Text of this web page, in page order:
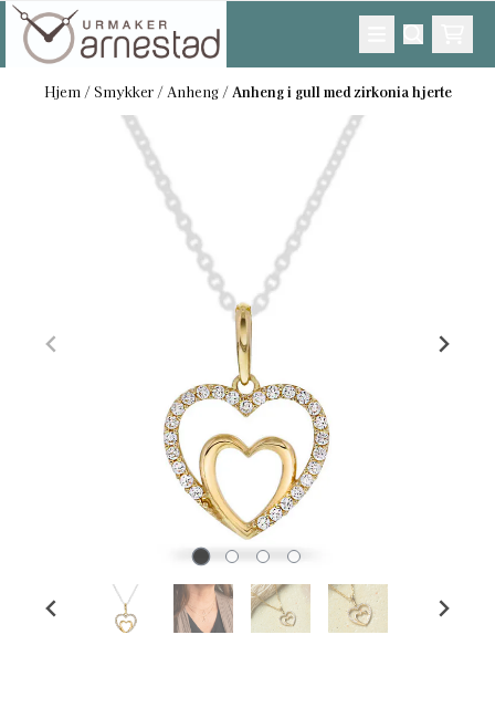
Hopp til innhold
Hjem /Smykker / Anheng / Anheng i gull med zirkonia hjerte